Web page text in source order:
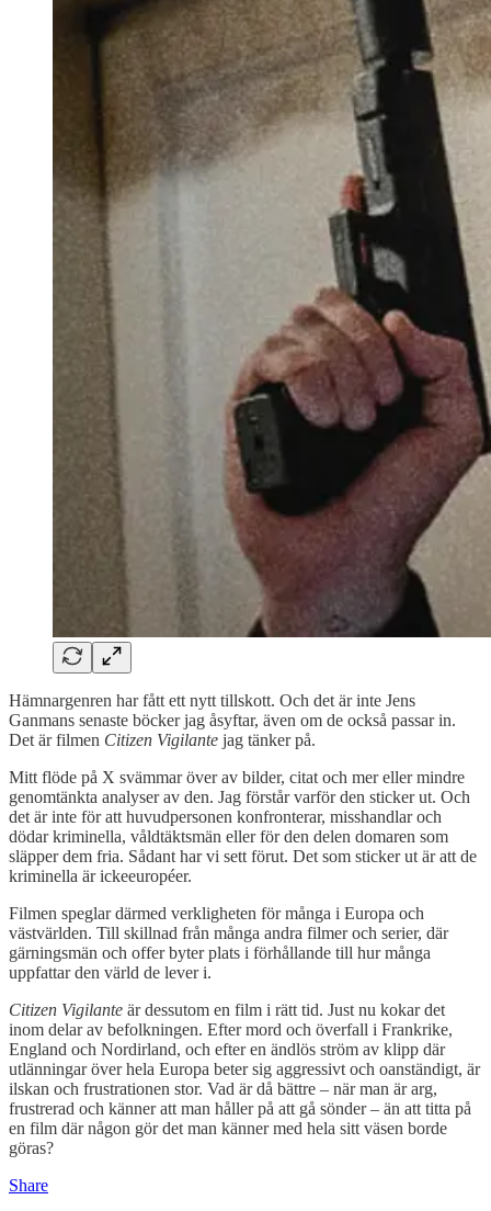
Hämnargenren har fått ett nytt tillskott. Och det är inte Jens
Ganmans senaste böcker jag åsyftar, även om de också passar in.
Det är filmen Citizen Vigilante jag tänker på.
Mitt flöde på X svämmar över av bilder, citat och mer eller mindre
genomtänkta analyser av den. Jag förstår varför den sticker ut. Och
det är inte för att huvudpersonen konfronterar, misshandlar och
dödar kriminella, våldtäktsmän eller för den delen domaren som
släpper dem fria. Sådant har vi sett förut. Det som sticker ut är att de
kriminella är ickeeuropéer.
Filmen speglar därmed verkligheten för många i Europa och
västvärlden. Till skillnad från många andra filmer och serier, där
gärningsmän och offer byter plats i förhållande till hur många
uppfattar den värld de lever i.
Citizen Vigilante är dessutom en film i rätt tid. Just nu kokar det
inom delar av befolkningen. Efter mord och överfall i Frankrike,
England och Nordirland, och efter en ändlös ström av klipp där
utlänningar över hela Europa beter sig aggressivt och oanständigt, är
ilskan och frustrationen stor. Vad är då bättre – när man är arg,
frustrerad och känner att man håller på att gå sönder – än att titta på
en film där någon gör det man känner med hela sitt väsen borde
göras?
Share